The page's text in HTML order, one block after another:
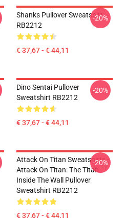
Shanks Pullover Sweatshirt
RB2212
€ 37,67 - € 44,11
-20%
Dino Sentai Pullover
Sweatshirt RB2212
€ 37,67 - € 44,11
-20%
Attack On Titan Sweatshirts -
Attack On Titan: The Titan
Inside The Wall Pullover
Sweatshirt RB2212
€ 37,67 - € 44,11
-20%